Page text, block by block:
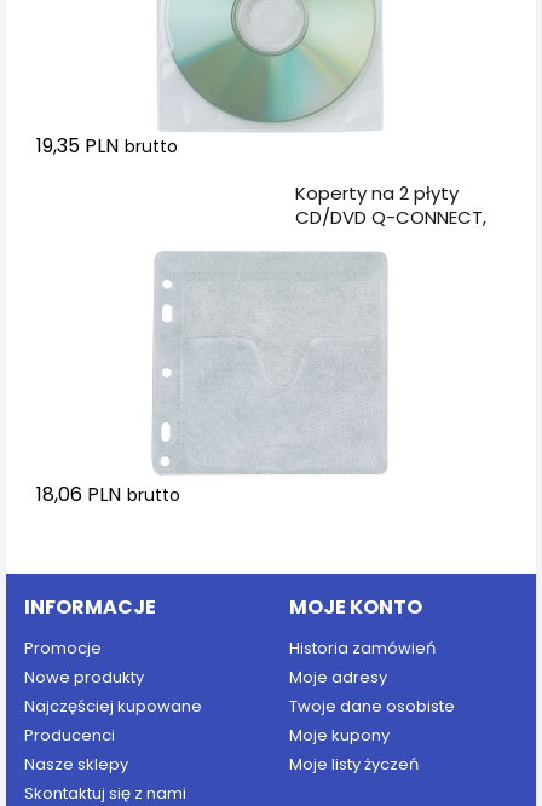
19,35 PLN brutto
Koperty na 2 płyty
CD/DVD Q-CONNECT,
białe
18,06 PLN brutto
INFORMACJE
Promocje
Nowe produkty
Najczęściej kupowane
Producenci
Nasze sklepy
Skontaktuj się z nami
MOJE KONTO
Historia zamówień
Moje adresy
Twoje dane osobiste
Moje kupony
Moje listy życzeń